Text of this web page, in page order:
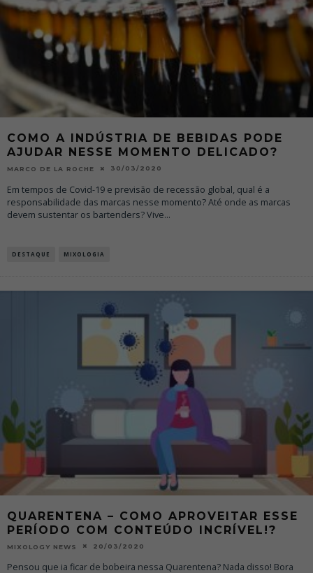
COMO A INDÚSTRIA DE BEBIDAS PODE
AJUDAR NESSE MOMENTO DELICADO?
MARCO DE LA ROCHE 30/03/2020
Em tempos de Covid-19 e previsão de recessão global, qual é a
responsabilidade das marcas nesse momento? Até onde as marcas
devem sustentar os bartenders? Vive...
DESTAQUE MIXOLOGIA
QUARENTENA – COMO APROVEITAR ESSE
PERÍODO COM CONTEÚDO INCRÍVEL!?
MIXOLOGY NEWS 20/03/2020
Pensou que ia ficar de bobeira nessa Quarentena? Nada disso! Bora